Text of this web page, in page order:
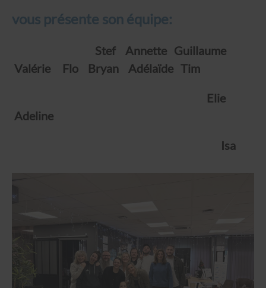
vous présente son équipe:
Stef Annette Guillaume
Valérie Flo Bryan Adélaïde Tim
Elie
Adeline
Isa